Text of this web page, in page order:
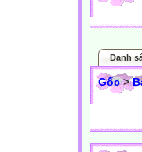
Danh
Gốc>